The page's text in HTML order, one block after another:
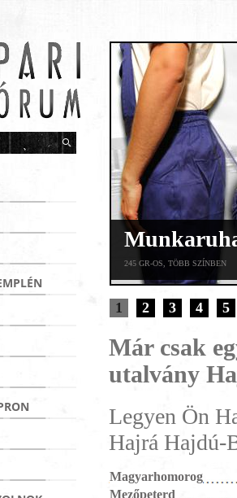
1 2 3 4 5
245 GR-OS, TÖBB SZÍNBEN
Már csak
utalvány
Legyen Ön
Hajrá Hajdú-
Magyarhomorog
Mezőpeterd